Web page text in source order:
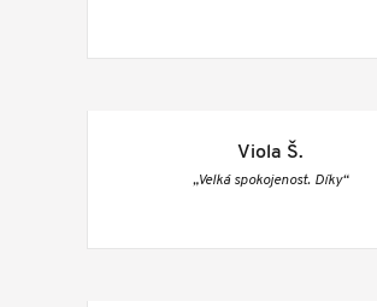
Viola Š.
„Velká spokojenost. Díky“